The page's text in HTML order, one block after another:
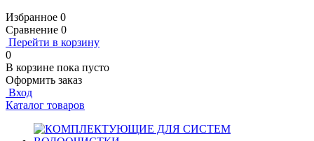
Избранное 0
Сравнение 0
Перейти в корзину
0
В корзине пока пусто
Оформить заказ
Вход
Каталог товаров